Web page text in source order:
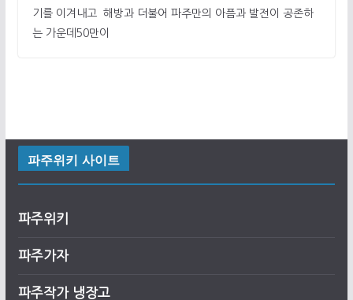
기를 이겨내고 해방과 더불어 파주만의 아픔과 발전이 공존하
는 가운데50만이
파주위키 사이트
파주위키
파주가자
파주작가 냉장고